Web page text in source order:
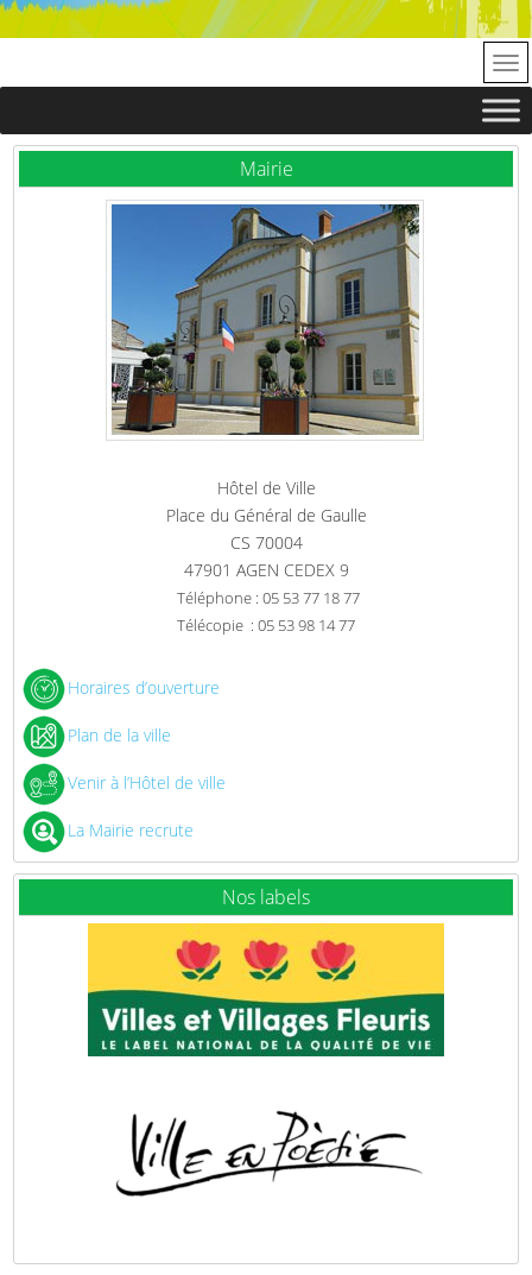
Mairie
Hôtel de Ville
Place du Général de Gaulle
CS 70004
47901 AGEN CEDEX 9
Téléphone : 05 53 77 18 77
Télécopie : 05 53 98 14 77
Horaires d’ouverture
Plan de la ville
Venir à l’Hôtel de ville
La Mairie recrute
Nos labels